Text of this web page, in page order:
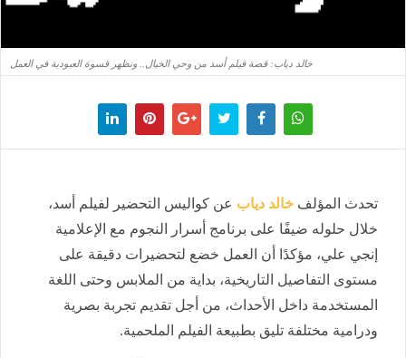
خالد دياب: قصة فيلم أسد من وحي الخيال.. ونظهر قسوة العبودية في العمل
تحدث المؤلف خالد دياب عن كواليس التحضير لفيلم أسد،
خلال حلوله ضيفًا على برنامج أسرار النجوم مع الإعلامية
إنجي علي، مؤكدًا أن العمل خضع لتحضيرات دقيقة على
مستوى التفاصيل التاريخية، بداية من الملابس وحتى اللغة
المستخدمة داخل الأحداث، من أجل تقديم تجربة بصرية
ودرامية مختلفة تليق بطبيعة الفيلم الملحمية.